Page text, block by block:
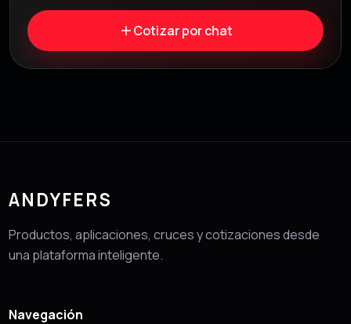
Cotizar por chat
ANDYFERS
Productos, aplicaciones, cruces y cotizaciones desde
una plataforma inteligente.
Navegación